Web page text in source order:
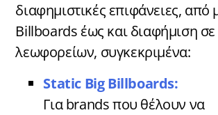
διαφημιστικές επιφάνειες, από
Billboards έως και διαφήμιση σε
λεωφορείων, συγκεκριμένα:
Static Big Billboards:
Για brands που θέλουν να